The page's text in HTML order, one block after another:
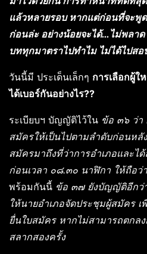
แล้วหลายรอบ หากแต่ก่อนที่จะพูด
ก่อนล่ะ อย่างน้อยจะได้…ไม่พลา
บททุกมาตราไปทำไม ไม่ได้ไปสอ
วันนี้มี ประเด็นเล็กๆ การเลือกผู้ใ
ได้เบอร์กันอย่างไร??
ระเบียบฯ บัญญัติไว้ใน ข้อ ๓๖ ว่า
สมัครให้เป็นไปตามลำดับก่อนหลั
สมัครมาถึงที่ว่าการอำเภอและไ
ก่อนเวลา ๐๘.๓๐ นาฬิกา ให้ถือว่
พร้อมกันนี้ ข้อ ๓๗ ยังบัญญัติอีกว่
ให้นายอำเภอจัดประชุมผู้สมัคร
ยื่นใบสมัคร หากไม่สามารถตกล
สลากสองครั้ง